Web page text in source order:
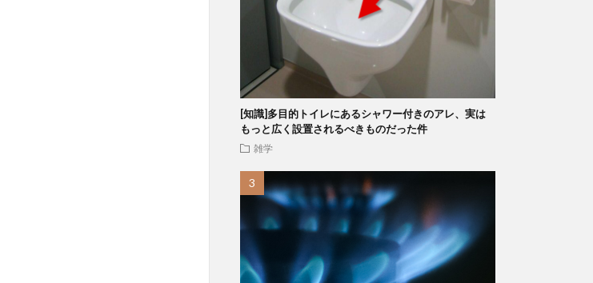
[知識]多目的トイレにあるシャワー付きのアレ、実は
もっと広く設置されるべきものだった件
雑学